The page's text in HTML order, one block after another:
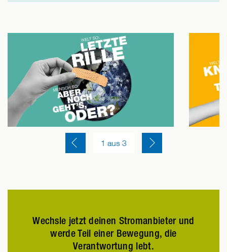
1 aus 3
Wechsle jetzt deinen Stromanbieter und
werde Teil einer Bewegung, die
Verantwortung lebt.